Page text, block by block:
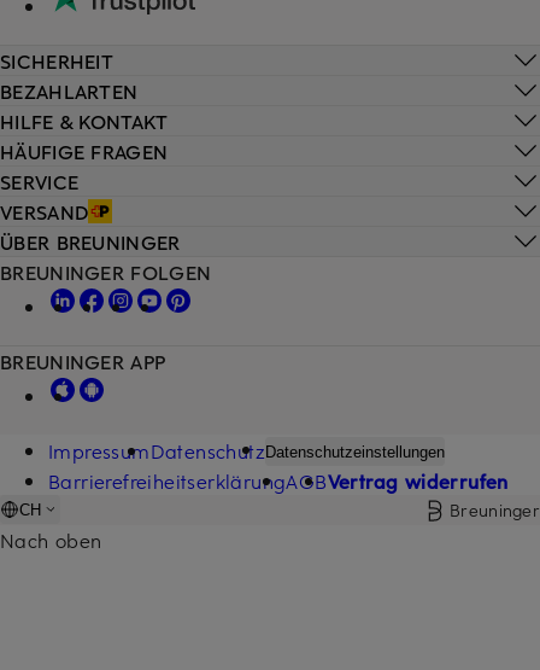
HILFE & KONTAKT
HÄUFIGE FRAGEN
SERVICE
VERSAND
SICHERHEIT
BEZAHLARTEN
ÜBER BREUNINGER
BREUNINGER FOLGEN
BREUNINGER APP
ImpressumDatenschutzDatenschutzeinstellungen
BarrierefreiheitserklärungAGBVertrag widerrufen
CH Breuninger
Nach oben